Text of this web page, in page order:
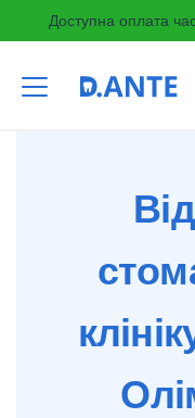
Доступна оплата